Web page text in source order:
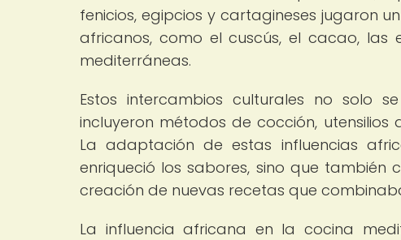
fenicios, egipcios y cartagineses jugaron
africanos, como el cuscús, el cacao,
mediterráneas.
Estos intercambios culturales no solo
incluyeron métodos de cocción,
La adaptación de estas influencias
enriqueció los sabores, sino que
creación de nuevas recetas que
La influencia africana en la cocina